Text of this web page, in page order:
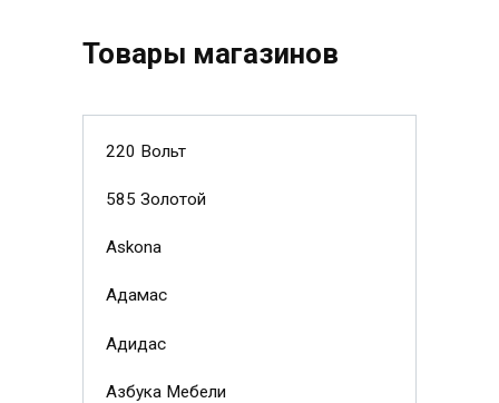
Товары магазинов
220 Вольт
585 Золотой
Askona
Адамас
Адидас
Азбука Мебели